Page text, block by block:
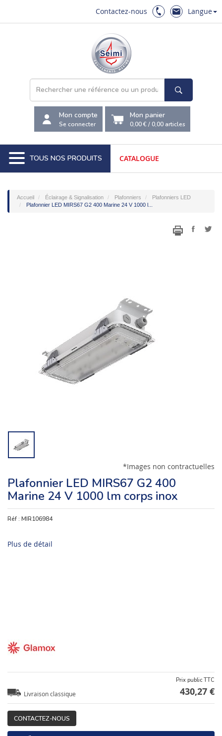
Contactez-nous Langue
Mon compte
Se connecter
Mon panier
0,00 €/0,00 articles
TOUS NOS PRODUITS CATALOGUE
Accueil Éclairage & Signalisation Plafonniers
Plafonniers LED
Plafonnier LED MIRS67 G2 400 Marine 24 V 1000 l...
*Images non contractuelles
Plafonnier LED MIRS67 G2 400
Marine 24 V 1000 lm corps inox
Réf : MIR106984
Plus de détail
Livraison classique
Prix public TTC
430,27 €
CONTACTEZ-NOUS